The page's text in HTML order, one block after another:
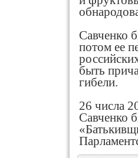
Савченко
потом ее
быть
гибели.
26 числа
Савченко